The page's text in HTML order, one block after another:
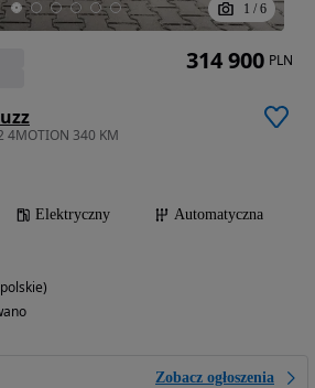
1 / 6
4MOTION 340 KM
Elektryczny
Automatyczna
Zobacz ogłoszenia
314 900 PLN